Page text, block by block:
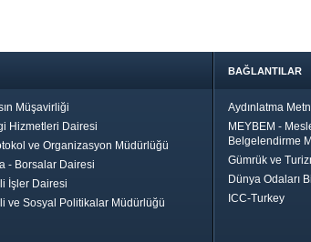
Müşavirliği
Hizmetleri Dairesi
ve Organizasyon Müdürlüğü
- Borsalar Dairesi
İşler Dairesi
ve Sosyal Politikalar Müdürlüğü
BAĞLANTILAR
Aydınlatma
MEYBEM -
Belgelendirme
Gümrük ve
Dünya Odaları
ICC-Turkey